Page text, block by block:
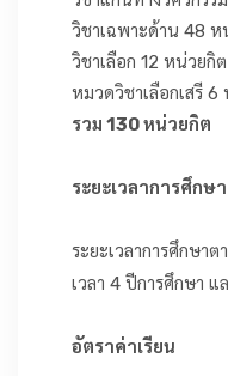
วิชาเฉพาะด้าน 48 ห
วิชาเลือก 12 หน่วยกิต
หมวดวิชาเลือกเสรี 6
รวม 130 หน่วยกิต
ระยะเวลาการศึกษา
ระยะเวลาการศึกษา
เวลา 4 ปีการศึกษา แ
อัตราค่าเรียน